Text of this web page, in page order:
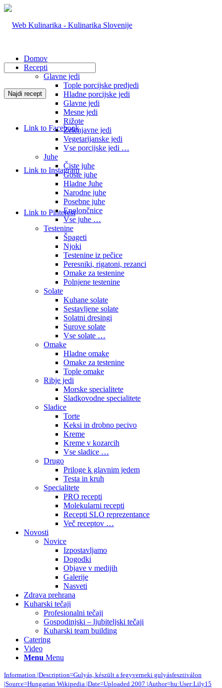
Link to Facebook
Link to Instagram
Link to Pinterest
Domov
Recepti
Glavne jedi
Tople porcijske predjedi
Hladne porcijske jedi
Glavne jedi
Mesne jedi
Rižote
Zelenjavne jedi
Vegetarijanske jedi
Vse porcijske jedi …
Juhe
Čiste juhe
Goste juhe
Hladne Juhe
Narodne juhe
Posebne juhe
Enolončnice
Vse juhe …
Testenine
Špageti
Njoki
Testenine iz pečice
Peresniki, rigatoni, rezanci
Omake za testenine
Polnjene testenine
Solate
Kuhane solate
Sestavljene solate
Solatni dresingi
Surove solate
Vse solate …
Omake
Hladne omake
Omake za testenine
Tople omake
Ribje jedi
Morske specialitete
Sladkovodne specialitete
Sladice
Torte
Keksi in drobno pecivo
Kreme
Kreme v kozarcih
Vse sladice …
Drugo
Priloge k glavnim jedem
Testa in kruh
Specialitete
PRO recepti
Molekularni recepti
Recepti SLO reprezentance
Več receptov …
Novosti
Novice
Izpostavljamo
Dogodki
Objave v medijih
Galerije
Nasveti
Zdrava prehrana
Kuharski tečaji
Profesionalni tečaji
Gospodinjski – ljubiteljski tečaji
Kuharski team building
Catering
Video
Menu Menu
Information |Description=Gulyás, készült a fegyverneki gulyásfesztiválon
|Source=Hungarian Wikipedia |Date=Uploaded 2007 |Author=hu:User:Lily15